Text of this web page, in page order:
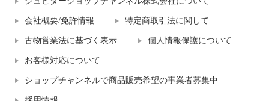
会社概要/免許情報 特定商取引法に関して
古物営業法に基づく表示 個人情報保護について
お客様対応について
ショップチャンネルで商品販売希望の事業者募集中